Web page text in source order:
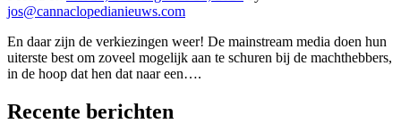
jos@cannaclopedianieuws.com
En daar zijn de verkiezingen weer! De mainstream media doen hun
uiterste best om zoveel mogelijk aan te schuren bij de machthebbers,
in de hoop dat hen dat naar een….
Recente berichten